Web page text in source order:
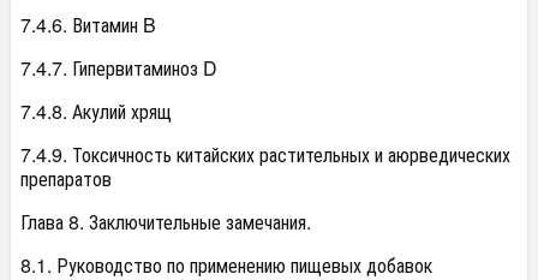
7.4.6. Витамин B
7.4.7. Гипервитаминоз D
7.4.8. Акулий хрящ
7.4.9. Токсичность китайских растительных и аюрведических
препаратов
Глава 8. Заключительные замечания.
8.1. Руководство по применению пищевых добавок